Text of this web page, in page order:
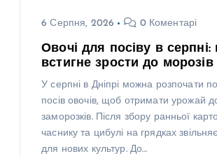
6 Серпня, 2026 0 Коментарі
Овочі для посіву в серпні:
встигне зрости до морозів
У серпні в Дніпрі можна розпочати
посів овочів, щоб отримати урожай
заморозків. Після збору ранньої
часнику та цибулі на грядках
для нових культур. До…